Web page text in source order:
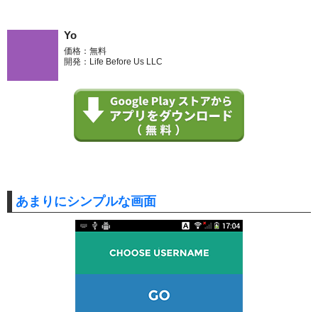
Yo
価格：無料
開発：Life Before Us LLC
あまりにシンプルな画面